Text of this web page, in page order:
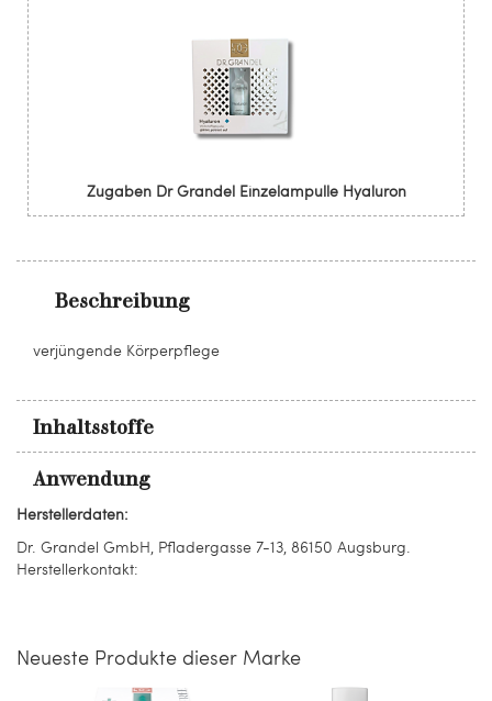
Beschreibung
verjüngende Körperpflege
Inhaltsstoffe
Anwendung
Zugaben Dr Grandel Einzelampulle Hyaluron
Herstellerdaten:
Dr. Grandel GmbH, Pfladergasse 7-13, 86150 Augsburg.
Herstellerkontakt:
Neueste Produkte dieser Marke